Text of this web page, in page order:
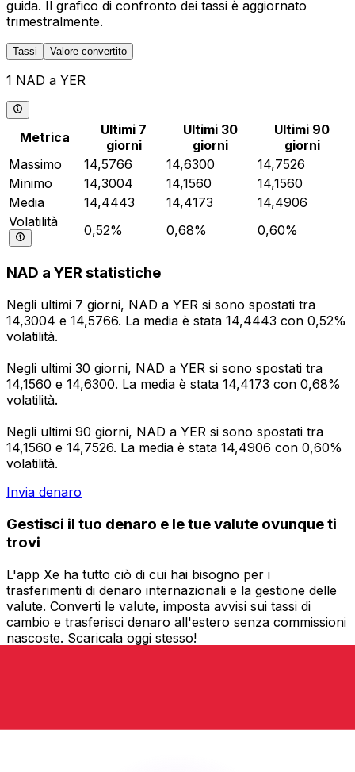
guida. Il grafico di confronto dei tassi è aggiornato
trimestralmente.
Tassi Valore convertito
1 NAD a YER
Metrica
Ultimi 7
giorni
Ultimi 30
giorni
Ultimi 90
giorni
Massimo
14,5766 14,6300
14,7526
Minimo
14,3004 14,1560
14,1560
Media
14,4443 14,4173
14,4906
Volatilità
0,52% 0,68% 0,60%
NAD a YER statistiche
Negli ultimi 7 giorni, NAD a YER si sono spostati tra
14,3004 e 14,5766. La media è stata 14,4443 con 0,52%
volatilità.
Negli ultimi 30 giorni, NAD a YER si sono spostati tra
14,1560 e 14,6300. La media è stata 14,4173 con 0,68%
volatilità.
Negli ultimi 90 giorni, NAD a YER si sono spostati tra
14,1560 e 14,7526. La media è stata 14,4906 con 0,60%
volatilità.
Invia denaro
Gestisci il tuo denaro e le tue valute ovunque ti
trovi
L'app Xe ha tutto ciò di cui hai bisogno per i
trasferimenti di denaro internazionali e la gestione delle
valute. Converti le valute, imposta avvisi sui tassi di
cambio e trasferisci denaro all'estero senza commissioni
nascoste. Scaricala oggi stesso!